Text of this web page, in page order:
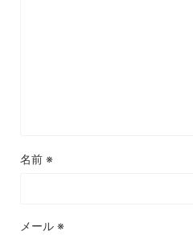
名前 ※
メール ※